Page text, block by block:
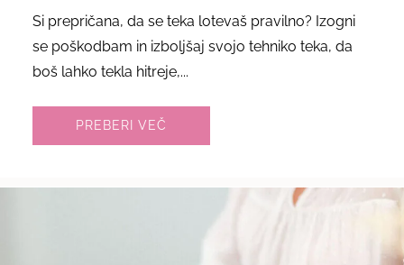
Si prepričana, da se teka lotevaš pravilno? Izogni
se poškodbam in izboljšaj svojo tehniko teka, da
boš lahko tekla hitreje,...
PREBERI VEČ